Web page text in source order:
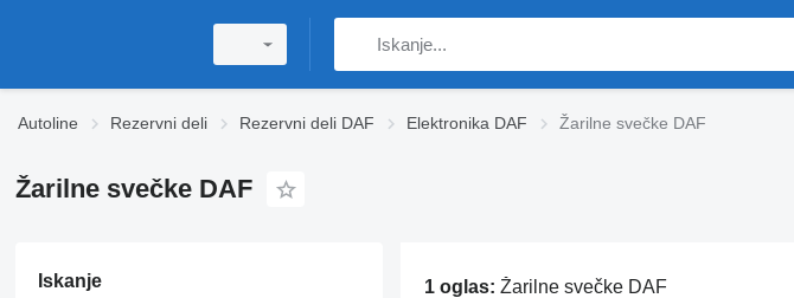
Autoline Rezervni deli Rezervni deli DAF Elektronika DAF Žarilne svečke DAF
Žarilne svečke DAF
Iskanje 1 oglas: Žarilne svečke DAF